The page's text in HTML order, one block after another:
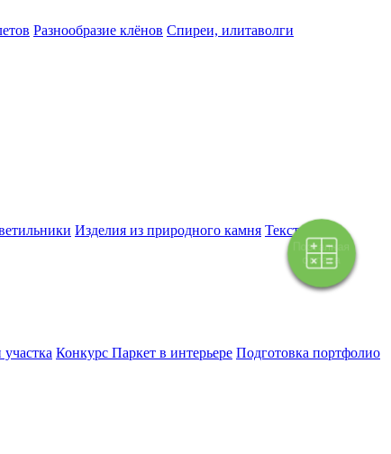
Поэтапная
оплата
Разнообразие клёнов Спиреи, илитаволги
Изделия из природного камня Текстиль
Конкурс Паркет в интерьере Подготовка портфолио